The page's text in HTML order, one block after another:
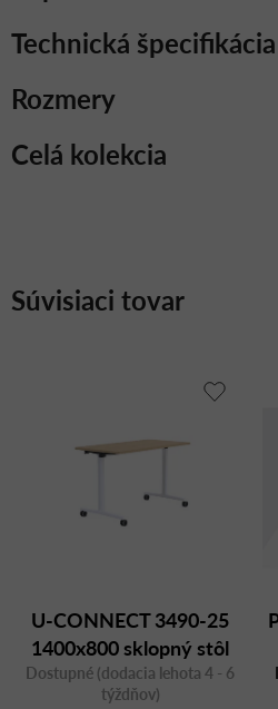
Celá kolekcia
Rozmery
Technická špecifikácia
Súvisiaci tovar
U-CONNECT 3490-25
1400x800 sklopný stôl
Dostupné (dodacia lehota 4 - 6
týždňov)